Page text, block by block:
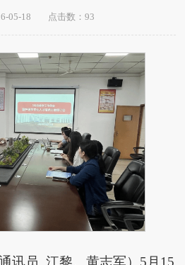
05-18 点击数：93
讯员 江黎、黄志军）5月15